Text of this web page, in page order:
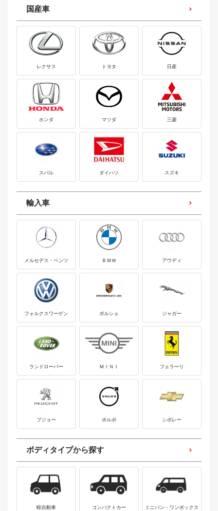
国産車
レクサス トヨタ 日産
ホンダ マツダ 三菱
スバル ダイハツ スズキ
輸入車
メルセデス・ベンツ ＢＭＷ アウディ
フォルクスワーゲン ポルシェ ジャガー
ランドローバー ＭＩＮＩ フェラーリ
プジョー ボルボ シボレー
ボディタイプから探す
軽自動車 コンパクトカー ミニバン・ワンボックス